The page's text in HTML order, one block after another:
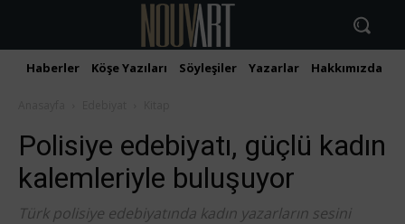
Haberler Köşe Yazıları Söyleşiler Yazarlar Hakkımızda
Polisiye edebiyatı, güçlü kadın
kalemleriyle buluşuyor
Türk polisiye edebiyatında kadın yazarların sesini